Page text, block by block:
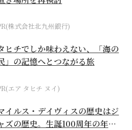
株式会社北九州銀行)
ヒチでしか味わえない、「海の
」の記憶へとつながる旅
エア タヒチ ヌイ)
イルス・デイヴィスの歴史はジ
ズの歴史。生誕100周年の年に